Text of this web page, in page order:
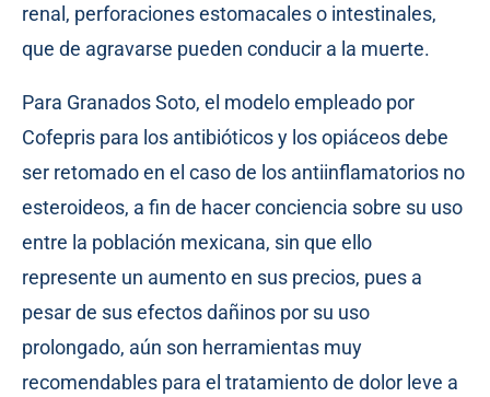
renal, perforaciones estomacales o intestinales,
que de agravarse pueden conducir a la muerte.
Para Granados Soto, el modelo empleado por
Cofepris para los antibióticos y los opiáceos debe
ser retomado en el caso de los antiinflamatorios no
esteroideos, a fin de hacer conciencia sobre su uso
entre la población mexicana, sin que ello
represente un aumento en sus precios, pues a
pesar de sus efectos dañinos por su uso
prolongado, aún son herramientas muy
recomendables para el tratamiento de dolor leve a